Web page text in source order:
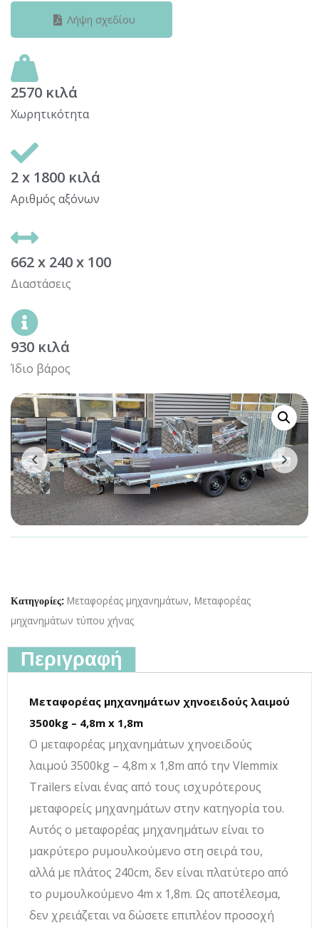
Λήψη σχεδίου
2570 κιλά
Χωρητικότητα
2 x 1800 κιλά
Αριθμός αξόνων
662 x 240 x 100
Διαστάσεις
930 κιλά
Ίδιο βάρος
Κατηγορίες: Μεταφορέας μηχανημάτων, Μεταφορέας
μηχανημάτων τύπου χήνας
Περιγραφή
Μεταφορέας μηχανημάτων χηνοειδούς λαιμού
3500kg – 4,8m x 1,8m
Ο μεταφορέας μηχανημάτων χηνοειδούς
λαιμού 3500kg – 4,8m x 1,8m από την Vlemmix
Trailers είναι ένας από τους ισχυρότερους
μεταφορείς μηχανημάτων στην κατηγορία του.
Αυτός ο μεταφορέας μηχανημάτων είναι το
μακρύτερο ρυμουλκούμενο στη σειρά του,
αλλά με πλάτος 240cm, δεν είναι πλατύτερο από
το ρυμουλκούμενο 4m x 1,8m. Ως αποτέλεσμα,
δεν χρειάζεται να δώσετε επιπλέον προσοχή